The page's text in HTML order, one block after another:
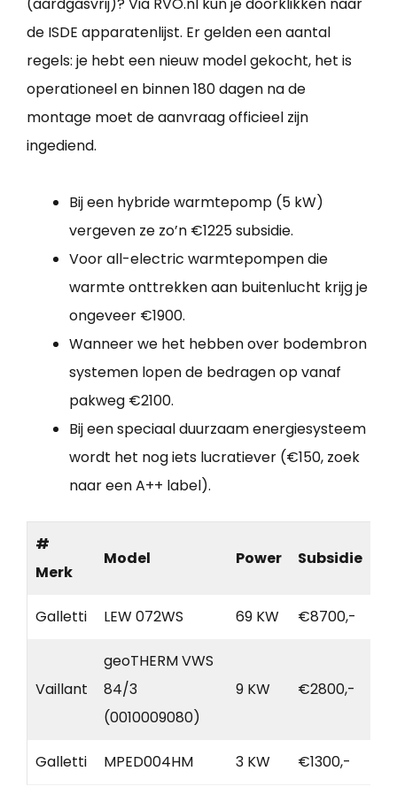
de ISDE apparatenlijst. Er gelden een aantal
regels: je hebt een nieuw model gekocht, het is
operationeel en binnen 180 dagen na de
montage moet de aanvraag officieel zijn
ingediend.
Bij een hybride warmtepomp (5 kW)
vergeven ze zo’n €1225 subsidie.
Voor all-electric warmtepompen die
warmte onttrekken aan buitenlucht krijg je
ongeveer €1900.
Wanneer we het hebben over bodembron
systemen lopen de bedragen op vanaf
pakweg €2100.
Bij een speciaal duurzaam energiesysteem
wordt het nog iets lucratiever (€150, zoek
naar een A++ label).
#
Merk
Model Power Subsidie
Galletti LEW 072WS 69 KW €8700,-
Vaillant
geoTHERM VWS
84/3
(0010009080)
9 KW €2800,-
Galletti MPED004HM 3 KW €1300,-